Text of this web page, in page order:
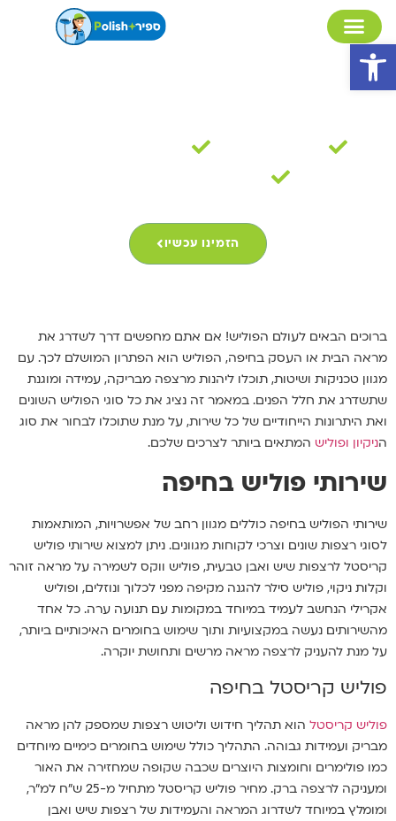
פתח סרגל נגישות
הזמינו עכשיו
ברוכים הבאים לעולם הפוליש! אם אתם מחפשים דרך לשדרג את
מראה הבית או העסק בחיפה, הפוליש הוא הפתרון המושלם לכך. עם
מגוון טכניקות ושיטות, תוכלו ליהנות מרצפה מבריקה, עמידה ומוגנת
שתשדרג את חלל הפנים. במאמר זה נציג את כל סוגי הפוליש השונים
ואת היתרונות הייחודיים של כל שירות, על מנת שתוכלו לבחור את סוג
הניקיון ופוליש המתאים ביותר לצרכים שלכם.
שירותי פוליש בחיפה
שירותי הפוליש בחיפה כוללים מגוון רחב של אפשרויות, המותאמות
לסוגי רצפות שונים וצרכי לקוחות מגוונים. ניתן למצוא שירותי פוליש
קריסטל לרצפות שיש ואבן טבעית, פוליש ווקס לשמירה על מראה זוהר
וקלות ניקוי, פוליש סילר להגנה מקיפה מפני לכלוך ונוזלים, ופוליש
אקרילי הנחשב לעמיד במיוחד במקומות עם תנועה ערה. כל אחד
מהשירותים נעשה במקצועיות ותוך שימוש בחומרים האיכותיים ביותר,
על מנת להעניק לרצפה מראה מרשים ותחושת יוקרה.
פוליש קריסטל בחיפה
פוליש קריסטל הוא תהליך חידוש וליטוש רצפות שמספק להן מראה
מבריק ועמידות גבוהה. התהליך כולל שימוש בחומרים כימיים מיוחדים
כמו פולימרים וחומצות היוצרים שכבה שקופה שמחזירה את האור
ומעניקה לרצפה ברק. מחיר פוליש קריסטל מתחיל מ-25 ש"ח למ"ר,
ומומלץ במיוחד לשדרוג המראה והעמידות של רצפות שיש ואבן